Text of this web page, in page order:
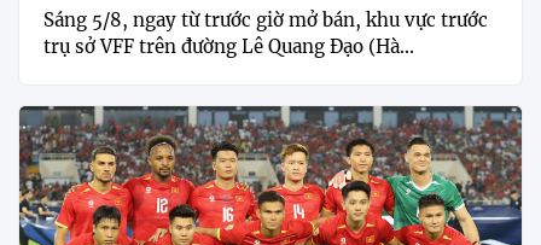
Sáng 5/8, ngay từ trước giờ mở bán, khu vực trước
trụ sở VFF trên đường Lê Quang Đạo (Hà...